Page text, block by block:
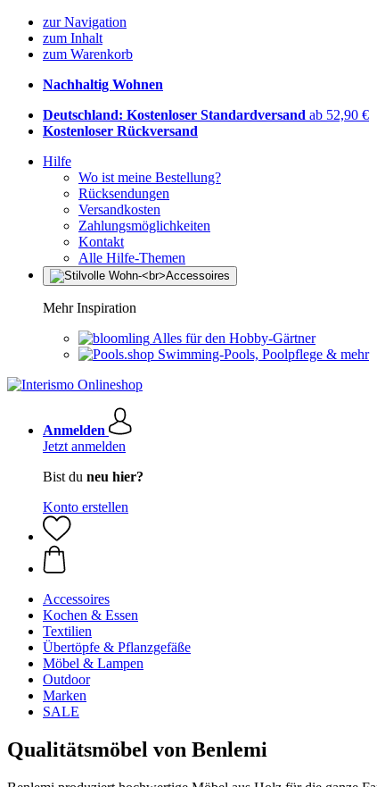
zur Navigation
zum Inhalt
zum Warenkorb
Nachhaltig Wohnen
Deutschland: Kostenloser Standardversand ab 52,90 €
Kostenloser Rückversand
Hilfe
Wo ist meine Bestellung?
Rücksendungen
Versandkosten
Zahlungsmöglichkeiten
Kontakt
Alle Hilfe-Themen
Mehr Inspiration
Alles für den Hobby-Gärtner
Swimming-Pools, Poolpflege & mehr
Anmelden
Jetzt anmelden
Bist du neu hier?
Konto erstellen
Accessoires
Kochen & Essen
Textilien
Übertöpfe & Pflanzgefäße
Möbel & Lampen
Outdoor
Marken
SALE
Qualitätsmöbel von Benlemi